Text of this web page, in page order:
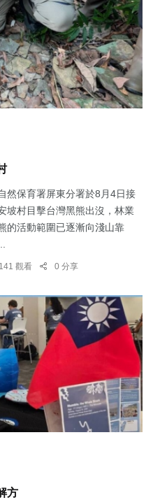
然保育署屏東分署於8月4日接
坡村目擊台灣黑熊出沒，林業
的活動範圍已逐漸向淺山靠
141 觀看 0 分享
方